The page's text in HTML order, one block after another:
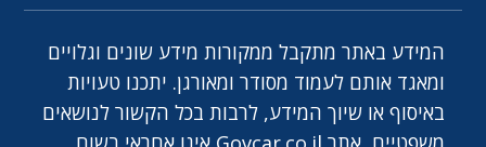
המידע באתר מתקבל ממקורות מידע שונים וגלויים
ומאגד אותם לעמוד מסודר ומאורגן. יתכנו טעויות
באיסוף או שיוך המידע, לרבות בכל הקשור לנושאים